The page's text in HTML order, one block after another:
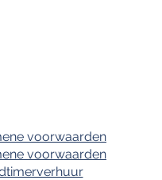
voorwaarden
voorwaarden